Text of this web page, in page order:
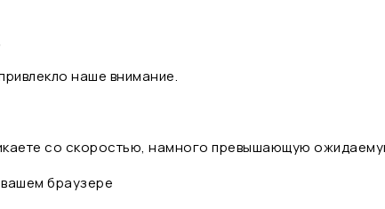
наше внимание.
со скоростью, намного превышающую
браузере